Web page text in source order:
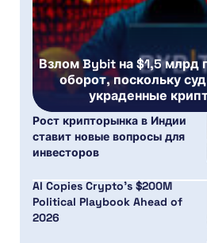
Взлом Bybit на $1,5 млрд
оборот, поскольку
украденные
Рост крипторынка в Индии
ставит новые вопросы для
инвесторов
AI Copies Crypto’s $200M
Political Playbook Ahead of
2026